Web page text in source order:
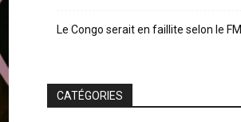
Le Congo serait en faillite selon le FMI
CATÉGORIES